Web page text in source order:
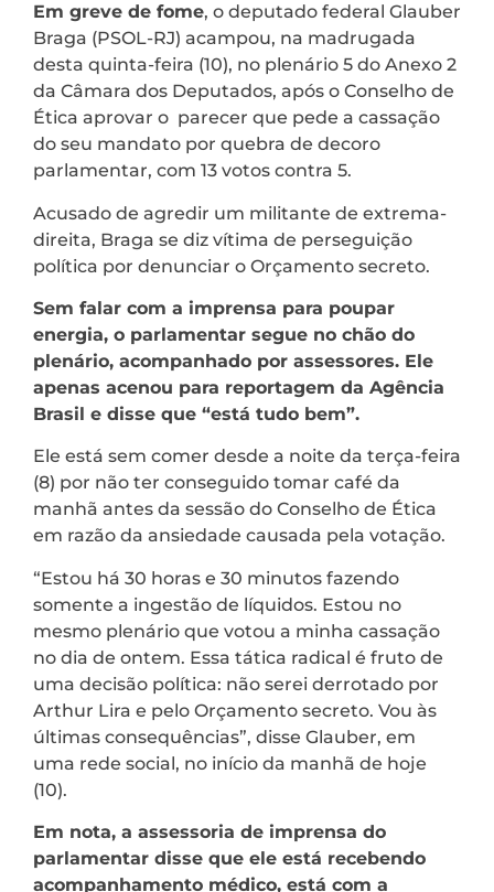
Em greve de fome, o deputado federal Glauber
Braga (PSOL-RJ) acampou, na madrugada
desta quinta-feira (10), no plenário 5 do Anexo 2
da Câmara dos Deputados, após o Conselho de
Ética aprovar o parecer que pede a cassação
do seu mandato por quebra de decoro
parlamentar, com 13 votos contra 5.
Acusado de agredir um militante de extrema-
direita, Braga se diz vítima de perseguição
política por denunciar o Orçamento secreto.
Sem falar com a imprensa para poupar
energia, o parlamentar segue no chão do
plenário, acompanhado por assessores. Ele
apenas acenou para reportagem da Agência
Brasil e disse que “está tudo bem”.
Ele está sem comer desde a noite da terça-feira
(8) por não ter conseguido tomar café da
manhã antes da sessão do Conselho de Ética
em razão da ansiedade causada pela votação.
“Estou há 30 horas e 30 minutos fazendo
somente a ingestão de líquidos. Estou no
mesmo plenário que votou a minha cassação
no dia de ontem. Essa tática radical é fruto de
uma decisão política: não serei derrotado por
Arthur Lira e pelo Orçamento secreto. Vou às
últimas consequências”, disse Glauber, em
uma rede social, no início da manhã de hoje
(10).
Em nota, a assessoria de imprensa do
parlamentar disse que ele está recebendo
acompanhamento médico, está com a